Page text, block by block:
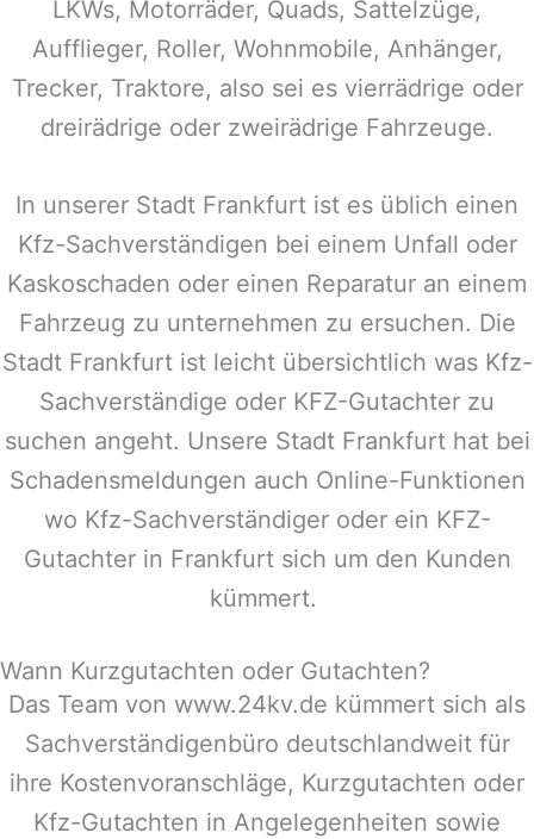
LKWs, Motorräder, Quads, Sattelzüge,
Aufflieger, Roller, Wohnmobile, Anhänger,
Trecker, Traktore, also sei es vierrädrige oder
dreirädrige oder zweirädrige Fahrzeuge.
In unserer Stadt Frankfurt ist es üblich einen
Kfz-Sachverständigen bei einem Unfall oder
Kaskoschaden oder einen Reparatur an einem
Fahrzeug zu unternehmen zu ersuchen. Die
Stadt Frankfurtist leicht übersichtlich was Kfz-
Sachverständige oder KFZ-Gutachter zu
suchen angeht. Unsere Stadt Frankfurthat bei
Schadensmeldungen auch Online-Funktionen
wo Kfz-Sachverständiger oder ein KFZ-
Gutachter in Frankfurtsich um den Kunden
kümmert.
Wann Kurzgutachten oder Gutachten?
Das Team von www.24kv.de kümmert sich als
Sachverständigenbüro deutschlandweit für
ihre Kostenvoranschläge, Kurzgutachten oder
Kfz-Gutachten in Angelegenheiten sowie